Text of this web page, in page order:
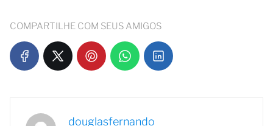
COMPARTILHE COM SEUS AMIGOS
douglasfernando